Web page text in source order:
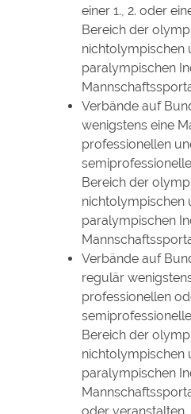
einer 1., 2. oder
Bereich der
nichtolympischen
paralympischen
Verbände auf
wenigstens eine
professionellen
Bereich der
nichtolympischen
paralympischen
Verbände auf
regulär
professionellen
Bereich der
nichtolympischen
paralympischen